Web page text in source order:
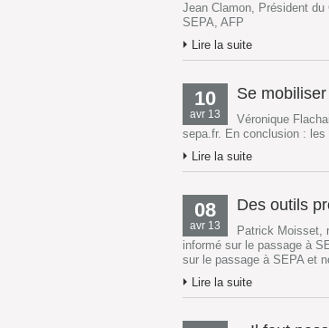
Jean Clamon, Président du
SEPA, AFP
Lire la suite
10
avr 13
Se
Véronique
sepa.fr. En conclusion :
Lire la suite
08
avr 13
Des outils
Patrick Moisset,
informé sur le passage à
sur le passage à SEPA et
Lire la suite